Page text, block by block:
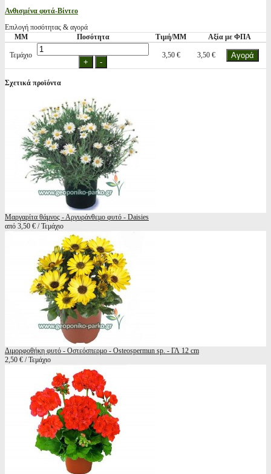
Ανθισμένα φυτά-Βίντεο
Επιλογή ποσότητας & αγορά
ΜΜ
Ποσότητα Τιμή/ΜΜ Αξία με ΦΠΑ
Τεμάχιο 3,50 € 3,50 €
Σχετικά προϊόντα
Μαργαρίτα θάμνος - Αργυράνθεμο φυτό - Daisies
από 3,50 € / Τεμάχιο
Διμορφοθήκη φυτό - Οστεόσπερμο - Osteospermun sp. - ΓΛ 12 cm
2,50 € / Τεμάχιο